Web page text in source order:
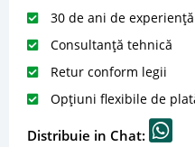
30 de ani de
Consultanță tehnică
Retur conform legii
Opțiuni flexibile de
Distribuie in Chat: